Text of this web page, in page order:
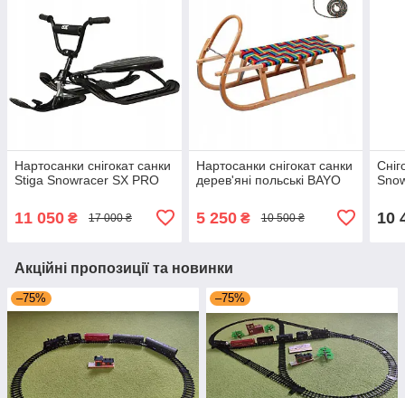
Нартосанки снігокат санки
Stiga Snowracer SX PRO
11 050 ₴ 17 000 ₴
Нартосанки снігокат санки
дерев'яні польські BAYO
5 250₴ 10 500 ₴ 10
Акційні пропозиції та новинки
–75% –75%